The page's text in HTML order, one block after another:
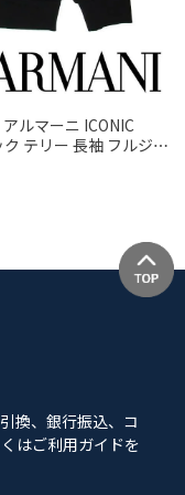
ルマーニ ICONIC
テリー 長袖 フルジッ
換、銀行振込、コ
はご利用ガイドを